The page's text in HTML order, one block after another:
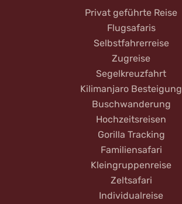
Privat geführte Reise
Flugsafaris
Selbstfahrerreise
Zugreise
Segelkreuzfahrt
Kilimanjaro Besteigung
Buschwanderung
Hochzeitsreisen
Gorilla Tracking
Familiensafari
Kleingruppenreise
Zeltsafari
Individualreise